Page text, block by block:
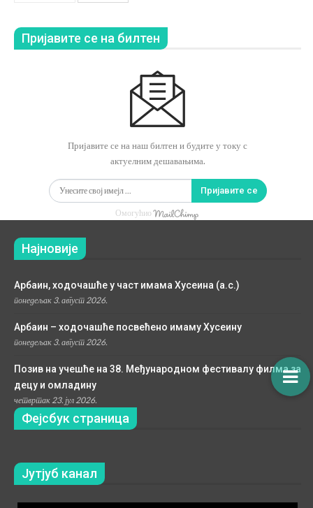
Пријавите се на билтен
Пријавите се на наш билтен и будите у току с
актуелним дешавањима.
Пријавите се
Омогућио
Најновије
Арбаин, ходочашће у част имама Хусеина (а.с.)
понедељак 3. август 2026.
Арбаин – ходочашће посвећено имаму Хусеину
понедељак 3. август 2026.
Позив на учешће на 38. Међународном фестивалу филма за
децу и омладину
четвртак 23. јул 2026.
Фејсбук страница
Јутјуб канал